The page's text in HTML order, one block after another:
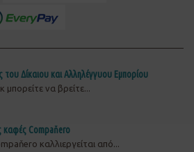
του Δίκαιου και Αλληλέγγυου Εμπορίου
μπορείτε να βρείτε...
καφές Compaňero
καλλιεργείται από...